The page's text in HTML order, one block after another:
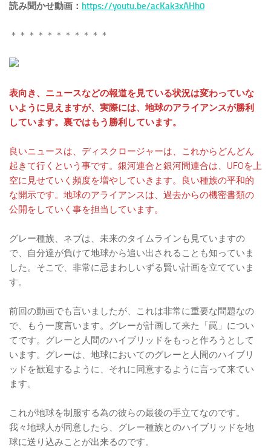
読み聞かせ動画： https://youtu.be/acKak3xAHh0
＊＊＊＊＊＊＊＊＊＊＊
表向き、ニュースなどの報道を見ている状況は変わっていな
いように見えますが、実際には、地球のアライアンスが勝利
しています。裏ではもう勝利しています。
良いニュースは、ディスクロージャーは、これからどんどん
起きて行くという事です。銀河連合と銀河間連合は、UFOを上
空に見せていく頻度を増やしていきます。良い種族の平和的
な開示です。地球のアライアンスは、過去からの機密書類の
公開をしていく事を担当しています。
グレー種族、ネブは、未来のタイムラインも見ていますの
で、自分達が負けて地球から追い出されることも知っていま
した。そこで、非常に忌まわしいずる賢い計画を立てていま
す。
前回の動画でも言いましたが、これは非常に重要な問題なの
で、もう一度言います。グレーが計画して来た「罠」につい
てです。グレーと人間のハイブリッドをもっと作ろうとして
います。グレーは、地球においてのグレーと人間のハイブリ
ッドを歓迎するように、それに同意するように言って来てい
ます。
これが地球を制服する為の彼らの最後の手立てなのです。
我々地球人が同意したら、グレー種族とのハイブリッドを地
球に送り込みことが出来るのです。